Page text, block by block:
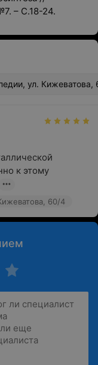
– С.18-24.
ул. Кижеватова,
к этому
60/4